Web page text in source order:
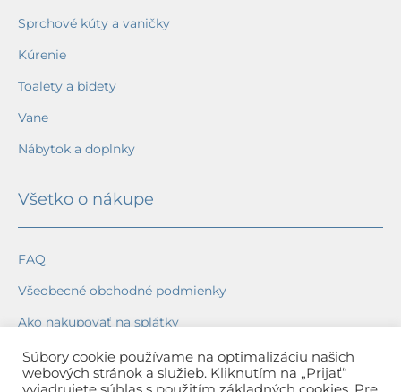
Sprchové kúty a vaničky
Kúrenie
Toalety a bidety
Vane
Nábytok a doplnky
Všetko o nákupe
FAQ
Všeobecné obchodné podmienky
Ako nakupovať na splátky
Ochrana osobných údajov
Reklamačný poriadok
Súbory cookie používame na optimalizáciu našich
webových stránok a služieb. Kliknutím na „Prijať“